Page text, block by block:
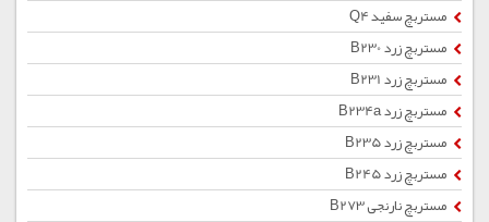
مستربچ سفید Q4
مستربچ زرد B230
مستربچ زرد B231
مستربچ زرد B234a
مستربچ زرد B235
مستربچ زرد B245
مستربچ نارنجی B273